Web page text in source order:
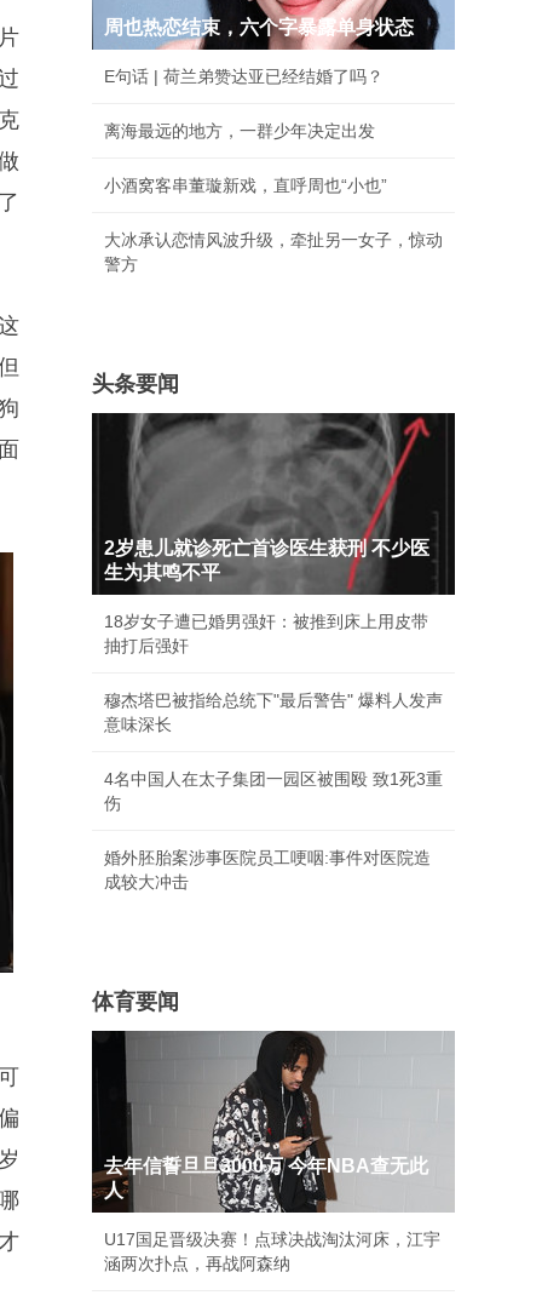
周也热恋结束，六个字暴露单身状态
E句话 | 荷兰弟赞达亚已经结婚了吗？
离海最远的地方，一群少年决定出发
小酒窝客串董璇新戏，直呼周也“小也”
大冰承认恋情风波升级，牵扯另一女子，惊动
警方
头条要闻
2岁患儿就诊死亡首诊医生获刑 不少医
生为其鸣不平
18岁女子遭已婚男强奸：被推到床上用皮带
抽打后强奸
穆杰塔巴被指给总统下"最后警告" 爆料人发声
意味深长
4名中国人在太子集团一园区被围殴 致1死3重
伤
婚外胚胎案涉事医院员工哽咽:事件对医院造
成较大冲击
体育要闻
去年信誓旦旦3000万 今年NBA查无此
人
U17国足晋级决赛！点球决战淘汰河床，江宇
涵两次扑点，再战阿森纳